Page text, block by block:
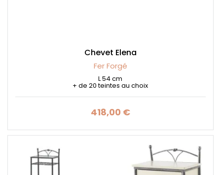
Chevet Elena
Fer Forgé
L 54 cm
+ de 20 teintes au choix
Prix
418,00 €